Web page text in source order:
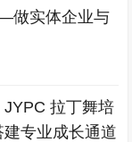
做实体企业与
拉丁舞培
专业成长通道